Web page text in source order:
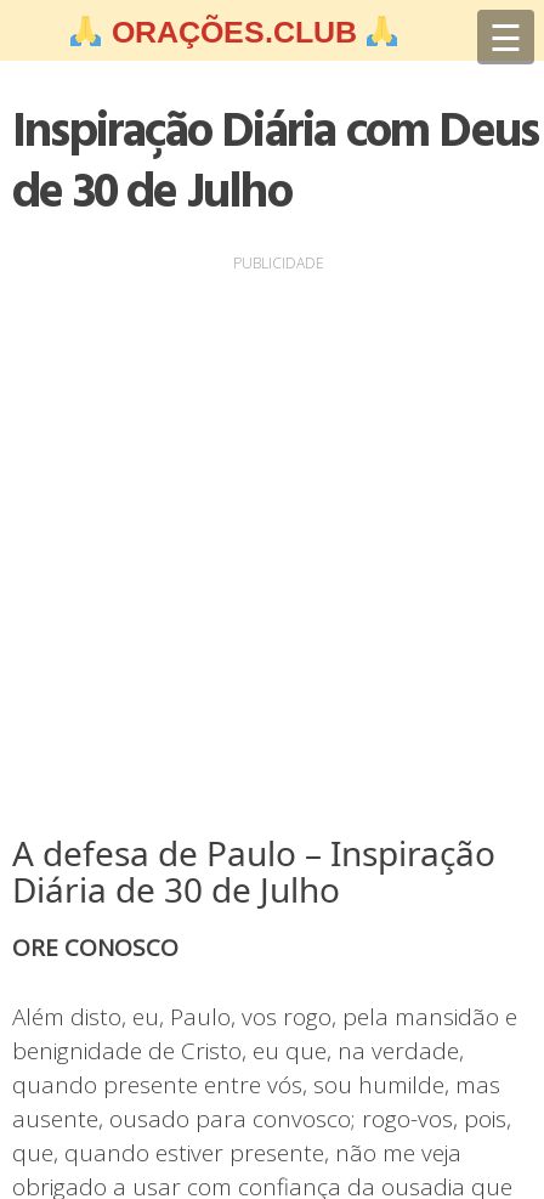
ORAÇÕES.CLUB ☰
Inspiração Diária com Deus
de 30 de Julho
PUBLICIDADE
A defesa de Paulo – Inspiração
Diária de 30 de Julho
ORE CONOSCO
Além disto, eu, Paulo, vos rogo, pela mansidão e
benignidade de Cristo, eu que, na verdade,
quando presente entre vós, sou humilde, mas
ausente, ousado para convosco; rogo-vos, pois,
que, quando estiver presente, não me veja
obrigado a usar com confiança da ousadia que